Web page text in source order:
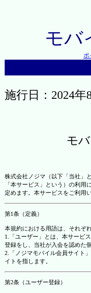
モバ
ポ
施行日：2024年
モ
株式会社ノジマ（以下「当社」
「本サービス」という）の利用
定めます。本サービスをご利用
第1条（定義）
本規約における用語は、それぞ
1.「ユーザー」とは、本サービ
登録をし、当社が入会を認めた
2.「ノジマモバイル会員サイト
イトを指します。
第2条（ユーザー登録）